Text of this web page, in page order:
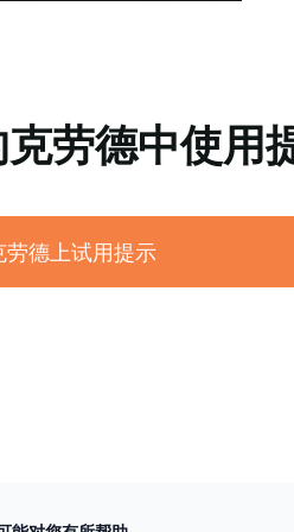
劳德中使用
德上试用提示